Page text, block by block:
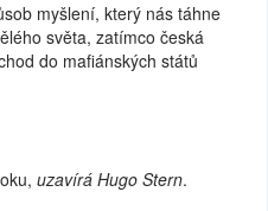
myšlení, který nás táhne
světa, zatímco česká
do mafiánských států
uzavírá Hugo Stern.